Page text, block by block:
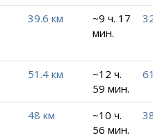
39.6 км
~9 ч. 17
мин.
51.4 км
~12 ч.
59 мин.
48 км
~10 ч.
56 мин.